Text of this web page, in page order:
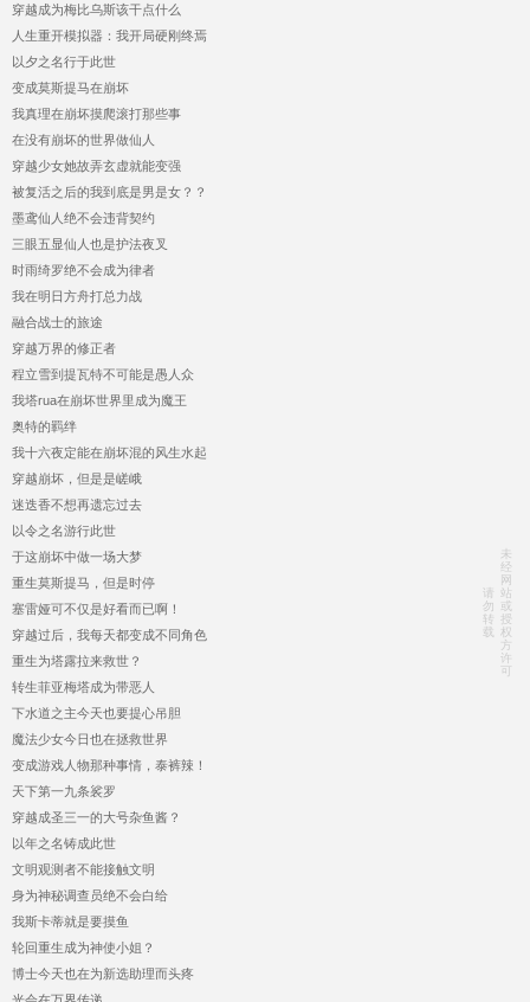
穿越成为梅比乌斯该干点什么
人生重开模拟器：我开局硬刚终焉
以夕之名行于此世
变成莫斯提马在崩坏
我真理在崩坏摸爬滚打那些事
在没有崩坏的世界做仙人
穿越少女她故弄玄虚就能变强
被复活之后的我到底是男是女？？
墨鸢仙人绝不会违背契约
三眼五显仙人也是护法夜叉
时雨绮罗绝不会成为律者
我在明日方舟打总力战
融合战士的旅途
穿越万界的修正者
程立雪到提瓦特不可能是愚人众
我塔rua在崩坏世界里成为魔王
奥特的羁绊
我十六夜定能在崩坏混的风生水起
穿越崩坏，但是是嵯峨
迷迭香不想再遗忘过去
以令之名游行此世
于这崩坏中做一场大梦
重生莫斯提马，但是时停
塞雷娅可不仅是好看而已啊！
穿越过后，我每天都变成不同角色
重生为塔露拉来救世？
转生菲亚梅塔成为带恶人
下水道之主今天也要提心吊胆
魔法少女今日也在拯救世界
变成游戏人物那种事情，泰裤辣！
天下第一九条裟罗
穿越成圣三一的大号杂鱼酱？
以年之名铸成此世
文明观测者不能接触文明
身为神秘调查员绝不会白给
我斯卡蒂就是要摸鱼
轮回重生成为神使小姐？
博士今天也在为新选助理而头疼
请
勿
转
载
未
经
网
站
或
授
权
方
许
可